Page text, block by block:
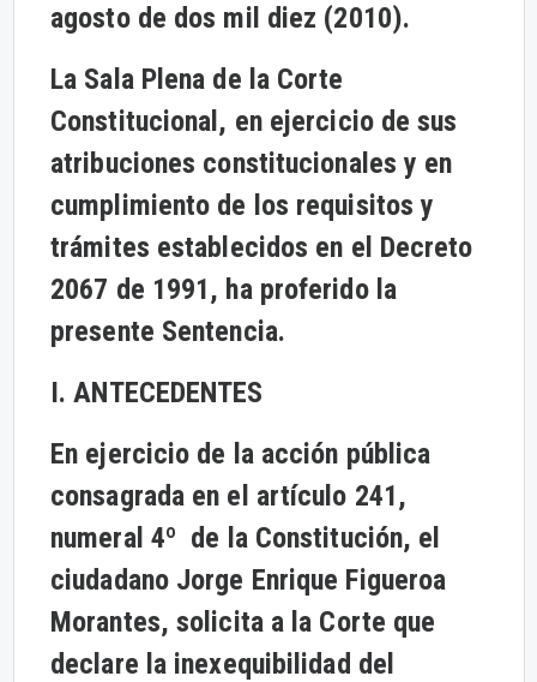
agosto de dos mil diez (2010).
La Sala Plena de la Corte
Constitucional, en ejercicio de sus
atribuciones constitucionales y en
cumplimiento de los requisitos y
trámites establecidos en el Decreto
2067 de 1991, ha proferido la
presente Sentencia.
I. ANTECEDENTES
En ejercicio de la acción pública
consagrada en el artículo 241,
numeral 4º de la Constitución, el
ciudadano Jorge Enrique Figueroa
Morantes, solicita a la Corte que
declare la inexequibilidad del